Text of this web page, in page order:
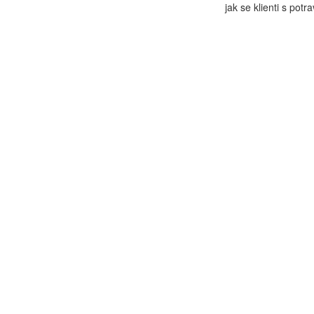
jak se klienti s